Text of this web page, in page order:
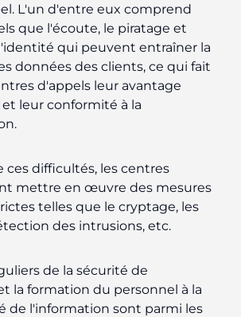
L'un d'entre eux comprend
que l'écoute, le piratage et
qui peuvent entraîner la
données des clients, ce qui fait
d'appels leur avantage
leur conformité à la
ces difficultés, les centres
mettre en œuvre des mesures
telles que le cryptage, les
des intrusions, etc.
de la sécurité de
la formation du personnel à la
de l'information sont parmi les